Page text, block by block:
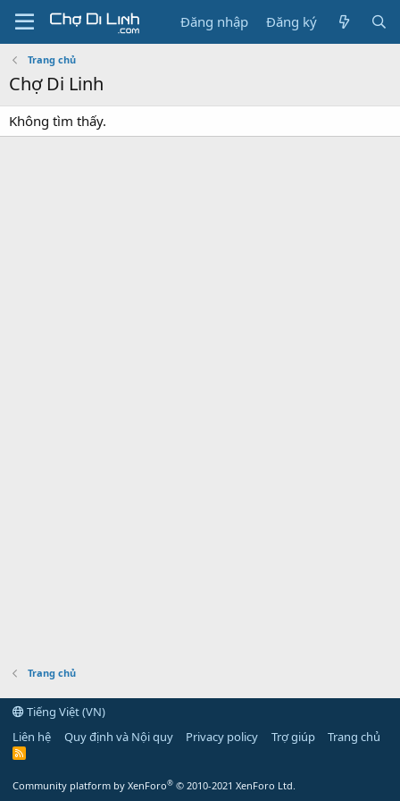
Đăng nhập Đăng ký
Trang chủ
Chợ Di Linh
Không tìm thấy.
Trang chủ
Tiếng Việt (VN)
Liên hệ
Quy định và Nội quy Privacy policy Trợ giúp Trang chủ
R
Community platform by XenForo® © 2010-2021 XenForo Ltd.